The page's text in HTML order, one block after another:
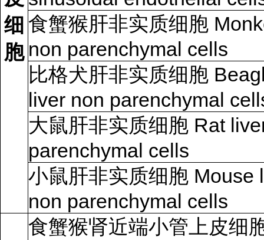
细
胞
食蟹猴肝非实质细胞
non parenchymal cells
比格犬肝非实质细胞
liver non parenchymal
大鼠肝非实质细胞 Rat
parenchymal cells
小鼠肝非实质细胞 Mouse
non parenchymal cells
食蟹猴肾近端小管上皮细